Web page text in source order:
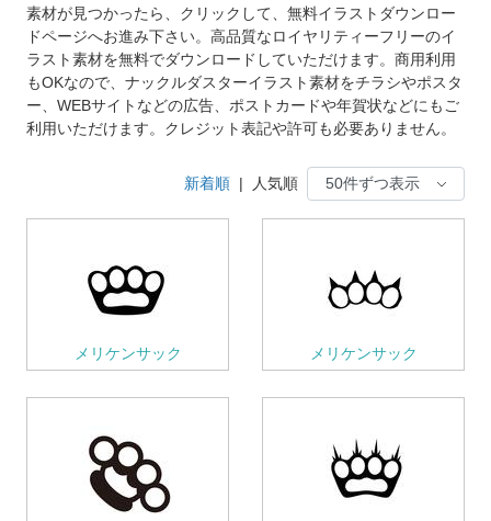
素材が見つかったら、クリックして、無料イラストダウンロー
ドページへお進み下さい。高品質なロイヤリティーフリーのイ
ラスト素材を無料でダウンロードしていただけます。商用利用
もOKなので、ナックルダスターイラスト素材をチラシやポスタ
ー、WEBサイトなどの広告、ポストカードや年賀状などにもご
利用いただけます。クレジット表記や許可も必要ありません。
新着順 | 人気順
メリケンサック メリケンサック